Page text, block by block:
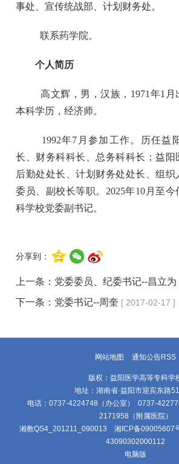
事处、宣传统战部、计划财务处。
联系药学院。
个人简历
高文辉，男，汉族，1971年1月
本科学历，经济师。
1992年7月参加工作。历任益
长、财务科科长、总务科科长；益阳
后勤处处长、计划财务处处长、组
委员、副校长等职。2025年10月至
科学校党委副书记。
分享到：
上一条： 党委委员、纪委书记--昌立为
下一条： 党委书记--周奎 [ 2017-02-17 ]
网站地图 通知公告RSS
版权：益阳医学高等专科学
地址：湖南省·益阳市迎宾东路
电话：0737-4224748（办公室） 0737-
2171958（附属医院）
湘教QS4_201211_090013 湘ICP备09005607
43090302000112
电脑版